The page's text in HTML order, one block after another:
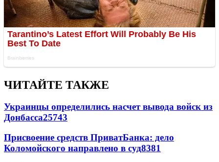
ЧИТАЙТЕ ТАКЖЕ
Украинцы определились насчет вывода войск из
Донбасса25743
Присвоение средств ПриватБанка: дело
Коломойского направлено в суд8381